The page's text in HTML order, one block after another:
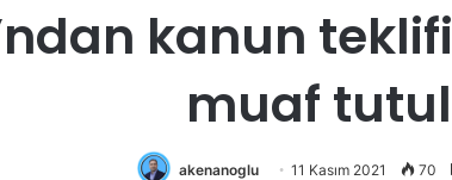
kanun
muaf
akenanoglu 11 Kasım 2021 70